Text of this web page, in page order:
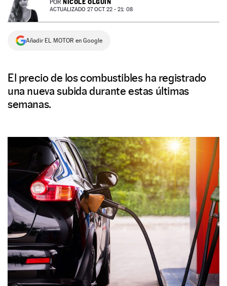
NEWSLETTER
SÍGUENOS
POR NICOLE OLGUÍN
ACTUALIZADO 27 OCT 22 - 21: 08
Añadir EL MOTOR en Google
El precio de los combustibles ha registrado
una nueva subida durante estas últimas
semanas.